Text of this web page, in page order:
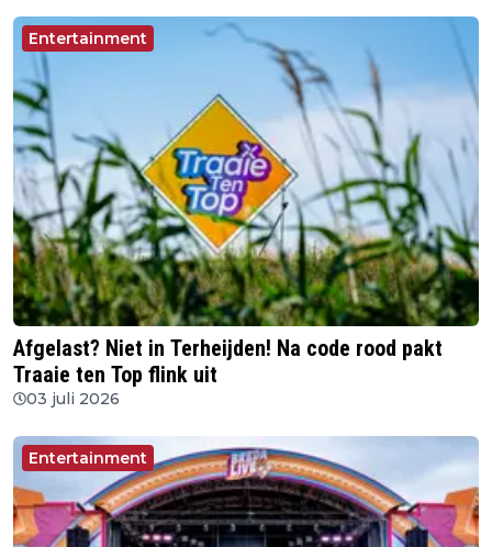
Entertainment
Afgelast? Niet in Terheijden! Na code rood pakt
Traaie ten Top flink uit
03 juli 2026
Entertainment